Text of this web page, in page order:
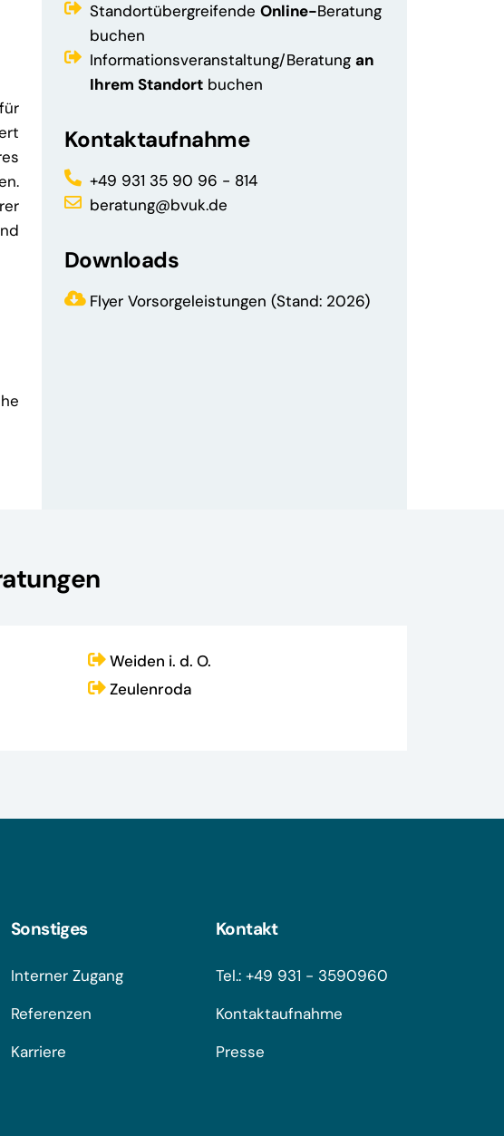
StandortübergreifendeOnline-Beratung
buchen
Informationsveranstaltung/Beratungan
Ihrem Standort buchen
Kontaktaufnahme
+49 931 35 90 96 - 814
beratung@bvuk.de
Downloads
Flyer Vorsorgeleistungen (Stand: 2026)
Weiden i. d. O.
Zeulenroda
Sonstiges
Interner Zugang
Referenzen
Karriere
Kontakt
Tel.: +49 931 - 3590960
Kontaktaufnahme
Presse